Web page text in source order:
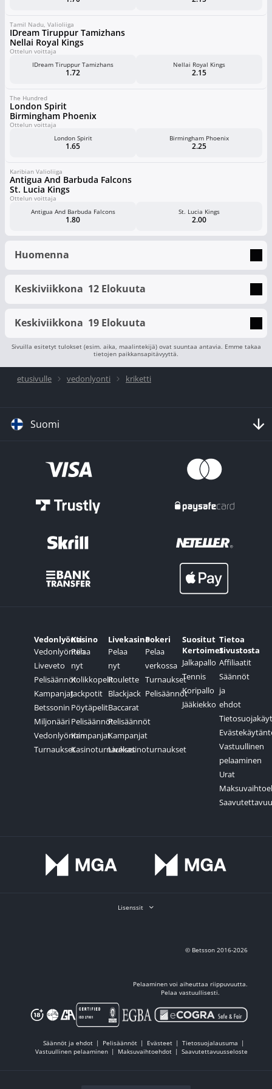
Tamil Nadu, Valioliiga
IDream Tiruppur Tamizhans
Nellai Royal Kings
Ottelun voittaja
IDream Tiruppur Tamizhans
1.72
Nellai Royal Kings
2.15
The Hundred
London Spirit
Birmingham Phoenix
Ottelun voittaja
London Spirit
1.65
Birmingham Phoenix
2.25
Karibian Valioliiga
Antigua And Barbuda Falcons
St. Lucia Kings
Ottelun voittaja
Antigua And Barbuda Falcons
1.80
St. Lucia Kings
2.00
Huomenna
Keskiviikkona 12 Elokuuta
Keskiviikkona 19 Elokuuta
Sivuilla esitetyt tulokset (esim. aika, maalintekijä) ovat suuntaa antavia. Emme takaa
tietojen paikkansapitävyyttä.
etusivulle vedonlyonti kriketti
Suomi
Vedonlyönti
Vedonlyöntiin
Liveveto
Pelisäännöt
Kampanjat
Betssonin
Miljonääri
Vedonlyönnin
Turnaukset
Kasino
Pelaa
nyt
Kolikkopelit
Jackpotit
Pöytäpelit
Pelisäännöt
Kampanjat
Kasinoturnaukset
Livekasino
Pelaa
nyt
Roulette
Blackjack
Baccarat
Pelisäännöt
Kampanjat
Livekasinoturnaukset
Pokeri
Pelaa
verkossa
Turnaukset
Pelisäännöt
Suositut
Kertoimet
Jalkapallo
Tennis
Koripallo
Jääkiekko
Tietoa
Sivustosta
Affiliaatit
Säännöt
ja
ehdot
Vastuullinen
pelaaminen
Urat
Lisenssit
© Betsson 2016-2026
Pelaaminen voi aiheuttaa riippuvuutta.
Pelaa vastuullisesti.
Säännöt ja ehdot Pelisäännöt Evästeet
Tietosuojalausuma
Vastuullinen pelaaminen
Maksuvaihtoehdot Saavutettavuusseloste